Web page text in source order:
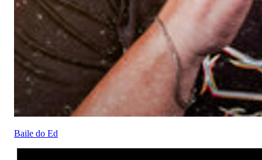
Baile do Ed